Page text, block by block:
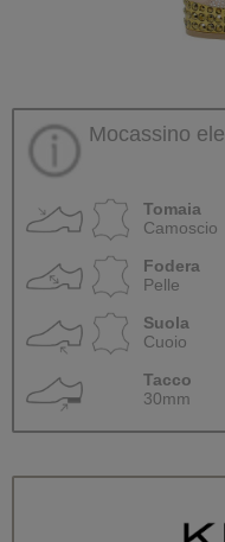
Mocassino
Tomaia
Camoscio
Fodera
Pelle
Suola
Cuoio
Tacco
30mm